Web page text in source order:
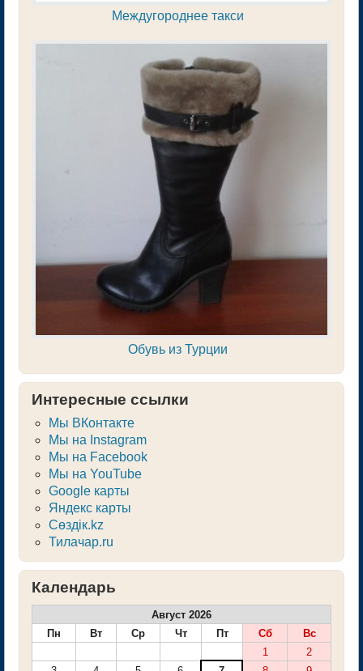
Междугороднее такси
Обувь из Турции
Интересные ссылки
Мы ВКонтакте
Мы на Instagram
Мы на Facebook
Мы на YouTube
Google карты
Яндекс карты
Сөздік.kz
Тилачар.ru
Календарь
Август 2026
Пн
Вт Ср Чт Пт Сб
Вс
1
2